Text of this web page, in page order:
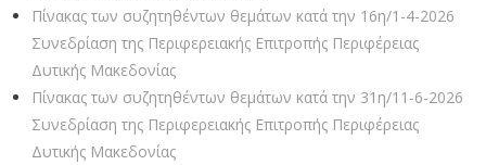
Πίνακας των συζητηθέντων θεμάτων κατά την 16η/1-4-2026
Συνεδρίαση της Περιφερειακής Επιτροπής Περιφέρειας
Δυτικής Μακεδονίας
Πίνακας των συζητηθέντων θεμάτων κατά την 31η/11-6-2026
Συνεδρίαση της Περιφερειακής Επιτροπής Περιφέρειας
Δυτικής Μακεδονίας